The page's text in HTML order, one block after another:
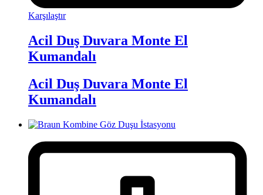
Karşılaştır
Acil Duş Duvara Monte El
Kumandalı
Acil Duş Duvara Monte El
Kumandalı